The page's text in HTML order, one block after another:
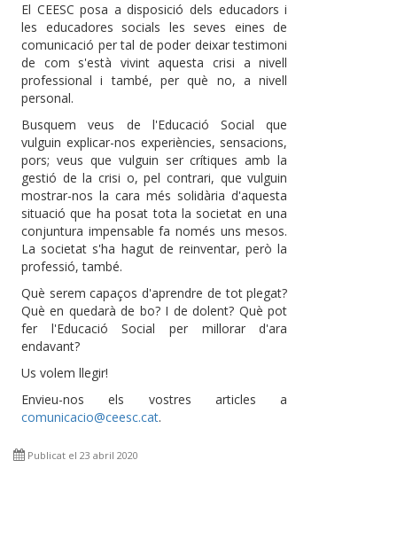
El CEESC posa a disposició dels educadors i
les educadores socials les seves eines de
comunicació per tal de poder deixar testimoni
de com s'està vivint aquesta crisi a nivell
professional i també, per què no, a nivell
personal.
Busquem veus de l'Educació Social que
vulguin explicar-nos experiències, sensacions,
pors; veus que vulguin ser crítiques amb la
gestió de la crisi o, pel contrari, que vulguin
mostrar-nos la cara més solidària d'aquesta
situació que ha posat tota la societat en una
conjuntura impensable fa només uns mesos.
La societat s'ha hagut de reinventar, però la
professió, també.
Què serem capaços d'aprendre de tot plegat?
Què en quedarà de bo? I de dolent? Què pot
fer l'Educació Social per millorar d'ara
endavant?
Us volem llegir!
Envieu-nos els vostres articles a
comunicacio@ceesc.cat.
Publicat el 23 abril 2020